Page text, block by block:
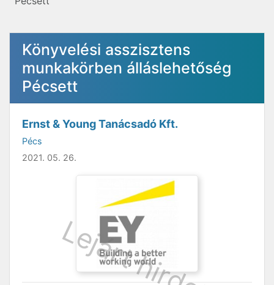
Könyvelési asszisztens
munkakörben álláslehetőség
Pécsett
Ernst & Young Tanácsadó Kft.
Pécs
2021. 05. 26.